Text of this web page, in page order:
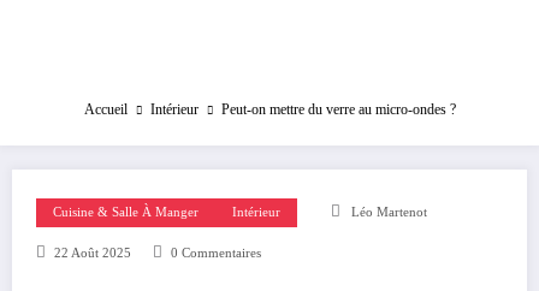
Accueil Intérieur Peut-on mettre du verre au micro-ondes ?
Cuisine & Salle À Manger Intérieur Léo Martenot
22 Août 2025 0 Commentaires